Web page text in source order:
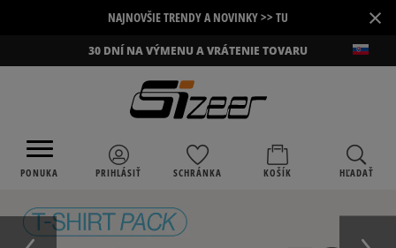
NAJNOVŠIE TRENDY A NOVINKY >> TU ×
30 DNÍ NA VÝMENU A VRÁTENIE TOVARU
PONUKA PRIHLÁSIŤ SCHRÁNKA KOŠÍK HĽADAŤ